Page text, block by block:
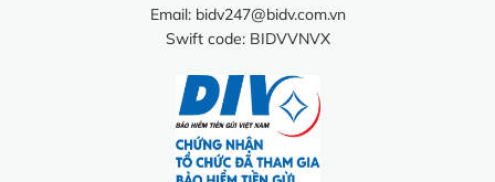
Email: bidv247@bidv.com.vn
Swift code: BIDVVNVX